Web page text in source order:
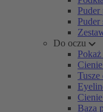
Puder
Puder
Do oczu
Tusze
Baza